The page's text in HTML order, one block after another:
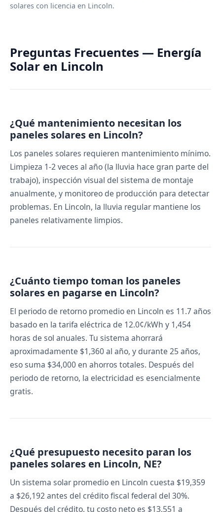
solares con licencia en Lincoln.
Preguntas Frecuentes — Energía
Solar en Lincoln
¿Qué mantenimiento necesitan los
paneles solares en Lincoln?
Los paneles solares requieren mantenimiento mínimo.
Limpieza 1-2 veces al año (la lluvia hace gran parte del
trabajo), inspección visual del sistema de montaje
anualmente, y monitoreo de producción para detectar
problemas. En Lincoln, la lluvia regular mantiene los
paneles relativamente limpios.
¿Cuánto tiempo toman los paneles
solares en pagarse en Lincoln?
El periodo de retorno promedio en Lincoln es 11.7 años
basado en la tarifa eléctrica de 12.0¢/kWh y 1,454
horas de sol anuales. Tu sistema ahorrará
aproximadamente $1,360 al año, y durante 25 años,
eso suma $34,000 en ahorros totales. Después del
periodo de retorno, la electricidad es esencialmente
gratis.
¿Qué presupuesto necesito paran los
paneles solares en Lincoln, NE?
Un sistema solar promedio en Lincoln cuesta $19,359
a $26,192 antes del crédito fiscal federal del 30%.
Después del crédito, tu costo neto es $13,551 a